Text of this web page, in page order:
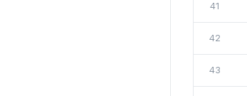
41
42
43